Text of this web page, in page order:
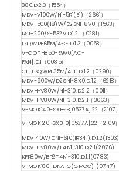
880.D.2.3（1554）
MDV-V100W/N1-5R1(E1)（2661）
MDV-500(18)W/D2SN1-8V0（1563）
RSJ-200/S-532V.D.1.2 （0281）
LSQWRF65M/A-G.D.1.3（0053）
V-COTH850-E9V0[AC-
FAN].D.1（0085）
CE-LSQWRF35M/A-H.D.1.2（0290）
MDV-900W/D2SN1-8X0.D.1.2（6218）
MDVH-V80W/N1-310.D.2.2（0011）
MDVH-V80W/N1-310.D.2.1（3663）
V-MOK140-SXB-B[0537A].22（2107）
V-MOK120-SXB-B[0537A].22（2109）
MDV140W/DN1-610(IR341).D.1.2(1303)
MDVH-V80W/T4N1-310.D.2.1(2076)
KFR80W/BP2T4N1-310.D.1.1(0783)
V-MOK180-DNA-G(GMCC) (0747)